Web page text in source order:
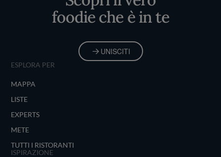
foodie che è in te
UNISCITI
ESPLORA PER
MAPPA
LISTE
EXPERTS
METE
TUTTI I RISTORANTI
ISPIRAZIONE